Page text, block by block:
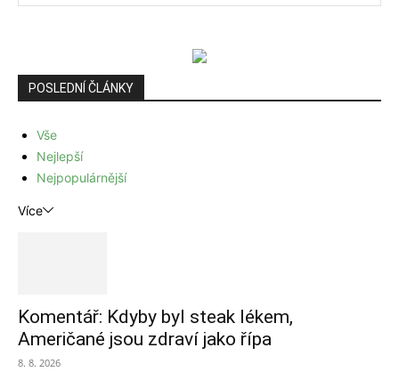
POSLEDNÍ ČLÁNKY
Vše
Nejlepší
Nejpopulárnější
Více
Komentář: Kdyby byl steak lékem,
Američané jsou zdraví jako řípa
8. 8. 2026